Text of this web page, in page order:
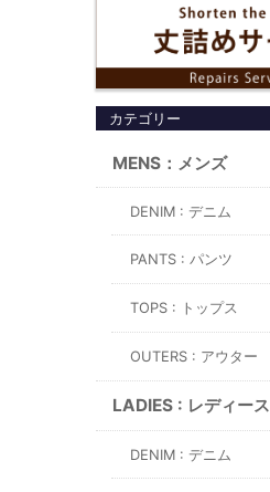
カテゴリー
MENS：メンズ
DENIM : デニム
PANTS : パンツ
TOPS : トップス
OUTERS : アウター
LADIES : レディース
DENIM : デニム